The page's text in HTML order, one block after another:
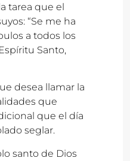
tarea que el
“Se me ha
a todos los
Santo,
desea llamar la
que
que el día
seglar.
santo de Dios